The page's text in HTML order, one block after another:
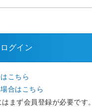
ログイン
こちら
合はこちら
まず会員登録が必要です。